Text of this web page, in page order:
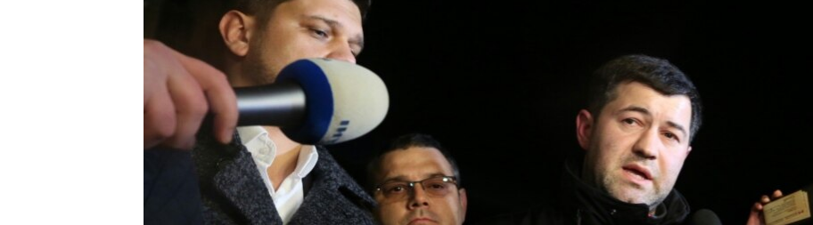
КРЫМ.НЕПОКОРЕННЫЙ
УКРАИНСКАЯ ПРОБЛЕМА КРЫМА